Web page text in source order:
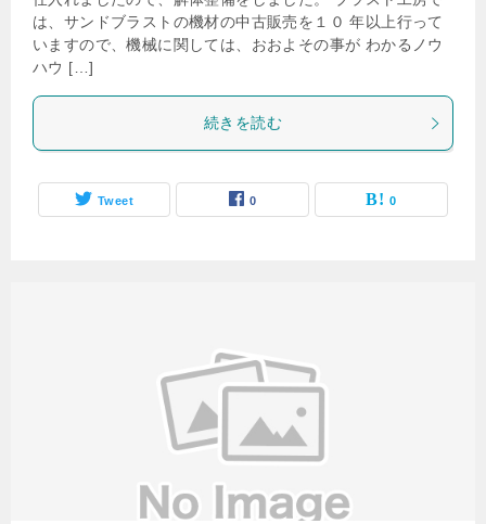
は、サンドブラストの機材の中古販売を１０ 年以上行って
いますので、機械に関しては、おおよその事が わかるノウ
ハウ […]
続きを読む
Tweet 0 0